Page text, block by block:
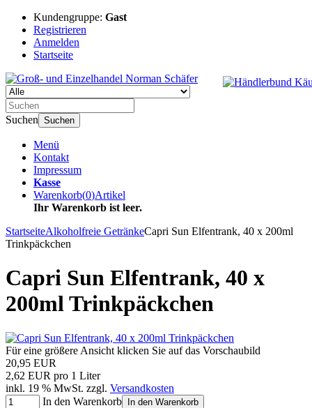
Kundengruppe: Gast
Registrieren
Anmelden
Startseite
Suchen Suchen
Menü
Kontakt
Impressum
Kasse
Warenkorb(0)Artikel
Ihr Warenkorb ist leer.
StartseiteAlkoholfreie GetränkeCapri Sun Elfentrank, 40 x 200ml
Trinkpäckchen
Capri Sun Elfentrank, 40 x
200ml Trinkpäckchen
Für eine größere Ansicht klicken Sie auf das Vorschaubild
20,95 EUR
2,62 EUR pro 1 Liter
inkl. 19 % MwSt. zzgl. Versandkosten
In den Warenkorb
In den Warenkorb